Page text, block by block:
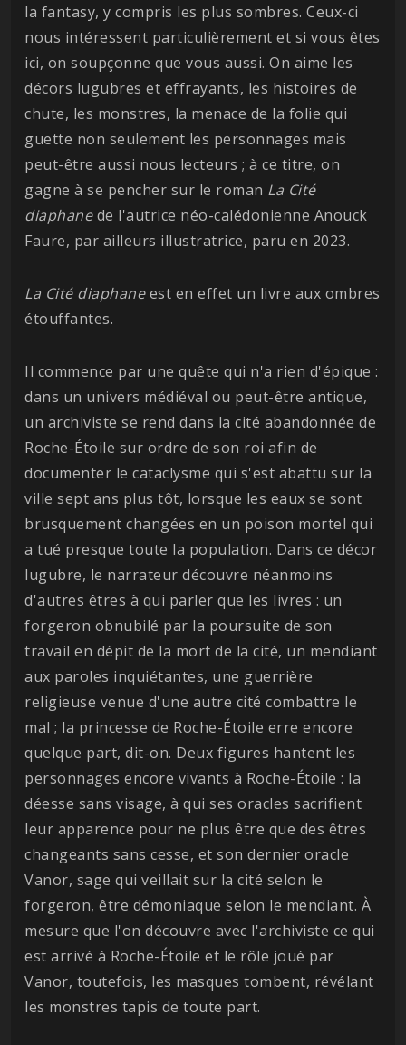
la fantasy, y compris les plus sombres. Ceux-ci
nous intéressent particulièrement et si vous êtes
ici, on soupçonne que vous aussi. On aime les
décors lugubres et effrayants, les histoires de
chute, les monstres, la menace de la folie qui
guette non seulement les personnages mais
peut-être aussi nous lecteurs ; à ce titre, on
gagne à se pencher sur le roman La Cité
diaphanede l'autrice néo-calédonienne Anouck
Faure, par ailleurs illustratrice, paru en 2023.
La Cité diaphaneest en effet un livre aux ombres
étouffantes.
Il commence par une quête qui n'a rien d'épique :
dans un univers médiéval ou peut-être antique,
un archiviste se rend dans la cité abandonnée de
Roche-Étoile sur ordre de son roi afin de
documenter le cataclysme qui s'est abattu sur la
ville sept ans plus tôt, lorsque les eaux se sont
brusquement changées en un poison mortel qui
a tué presque toute la population. Dans ce décor
lugubre, le narrateur découvre néanmoins
d'autres êtres à qui parler que les livres : un
forgeron obnubilé par la poursuite de son
travail en dépit de la mort de la cité, un mendiant
aux paroles inquiétantes, une guerrière
religieuse venue d'une autre cité combattre le
mal ; la princesse de Roche-Étoile erre encore
quelque part, dit-on. Deux figures hantent les
personnages encore vivants à Roche-Étoile : la
déesse sans visage, à qui ses oracles sacrifient
leur apparence pour ne plus être que des êtres
changeants sans cesse, et son dernier oracle
Vanor, sage qui veillait sur la cité selon le
forgeron, être démoniaque selon le mendiant. À
mesure que l'on découvre avec l'archiviste ce qui
est arrivé à Roche-Étoile et le rôle joué par
Vanor, toutefois, les masques tombent, révélant
les monstres tapis de toute part.